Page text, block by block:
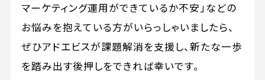
マーケティング運用ができているか不安」などの
お悩みを抱えている方がいらっしゃいましたら、
ぜひアドエビスが課題解消を支援し、新たな一歩
を踏み出す後押しをできれば幸いです。